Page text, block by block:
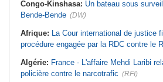
Congo-Kinshasa: Un bateau sous
Bende-Bende (DW)
Afrique: La Cour international de justice
procédure engagée par la RDC contre le
Algérie: France - L'affaire Mehdi Laribi
policière contre le narcotrafic (RFI)